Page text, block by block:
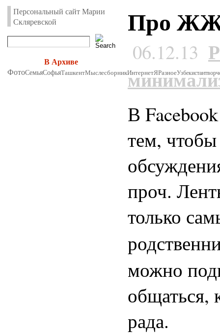
Персональный сайт Марии
Скляревской
В Архиве
ФотоСемьяСофьяТашкентМыслесборникИнтернетЯРазноеУзбекистан
Про ЖЖ
06.12.13
В
тем, чтобы
проч.
только
можно
общаться,
рада.